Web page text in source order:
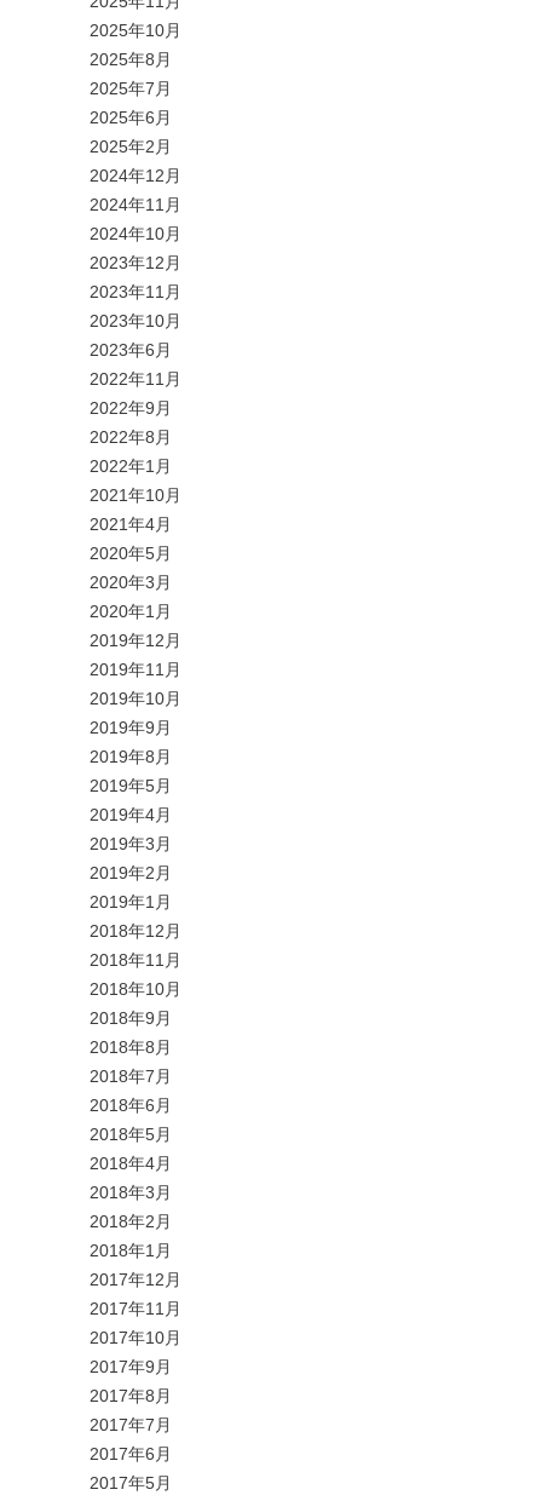
2025年10月
2025年8月
2025年7月
2025年6月
2025年2月
2024年12月
2024年11月
2024年10月
2023年12月
2023年11月
2023年10月
2023年6月
2022年11月
2022年9月
2022年8月
2022年1月
2021年10月
2021年4月
2020年5月
2020年3月
2020年1月
2019年12月
2019年11月
2019年10月
2019年9月
2019年8月
2019年5月
2019年4月
2019年3月
2019年2月
2019年1月
2018年12月
2018年11月
2018年10月
2018年9月
2018年8月
2018年7月
2018年6月
2018年5月
2018年4月
2018年3月
2018年2月
2018年1月
2017年12月
2017年11月
2017年10月
2017年9月
2017年8月
2017年7月
2017年6月
2017年5月